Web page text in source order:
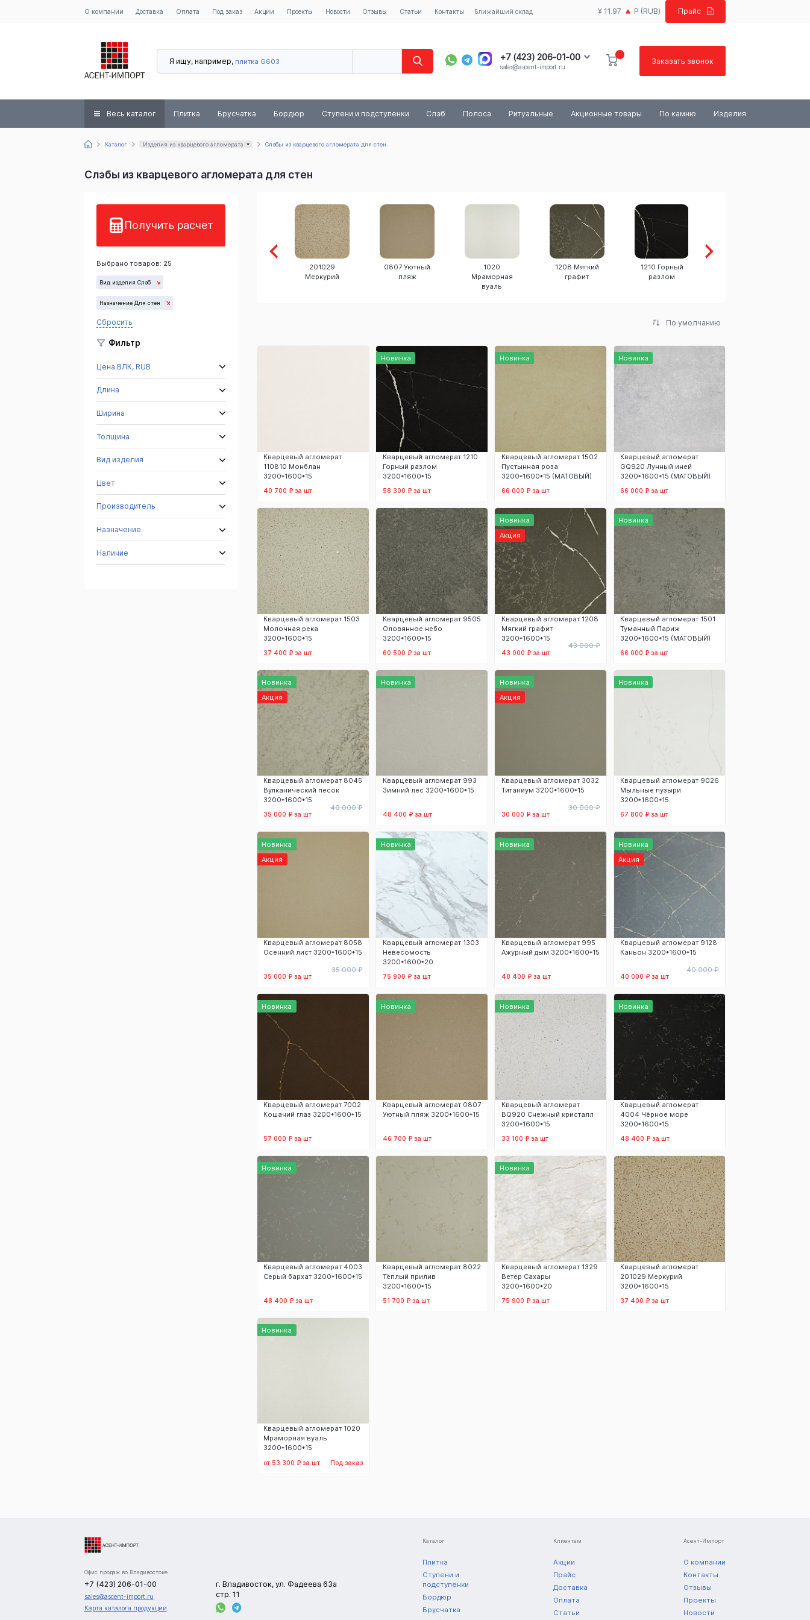
О компании Доставка Оплата Под заказ Акции Проекты Новости Отзывы Статьи Контакты Ближайший склад ¥ 11.97 Р (RUB) Прайс
Я ищу, например, плитка G603
+7 (423) 206-01-00
8 (800) 100-03-84
sales@ascent-import.ru
Заказать звонок
Весь каталог Плитка Брусчатка Бордюр Ступени и подступенки Слэб Полоса Ритуальные Акционные товары По камню Изделия
Каталог Изделия из кварцевого агломерата Слэбы из кварцевого агломерата для стен
Слэбы из кварцевого агломерата для стен
Получить расчет
Выбрано товаров: 25
Вид изделия Слэб
Назначение Для стен
Сбросить
Фильтр
Цена ВЛК, RUB
Длина
Ширина
Толщина
Вид изделия
Цвет
Производитель
Назначение
Наличие
110810
Монблан
201029
Меркурий
0807 Уютный
пляж
1020
Мраморная
вуаль
1208 Мягкий
графит
1210 Горный
разлом
По умолчанию
Кварцевый агломерат
110810 Монблан
3200*1600*15
40 700 ₽ за шт
В корзину
Новинка
Кварцевый агломерат 1210
Горный разлом
3200*1600*15
58 300 ₽ за шт
В корзину
Новинка
Кварцевый агломерат 1502
Пустынная роза
3200*1600*15 (МАТОВЫЙ)
66 000 ₽ за шт
В корзину
Новинка
Кварцевый агломерат
GQ920 Лунный иней
3200*1600*15 (МАТОВЫЙ)
66 000 ₽ за шт
В корзину
Кварцевый агломерат 1503
Молочная река
3200*1600*15
37 400 ₽ за шт
В корзину
Кварцевый агломерат 9505
Оловянное небо
3200*1600*15
60 500 ₽ за шт
В корзину
Новинка
Акция
Кварцевый агломерат 1208
Мягкий графит
3200*1600*15
43 000 ₽ за шт
43 000 ₽
В корзину
Новинка
Кварцевый агломерат 1501
Туманный Париж
3200*1600*15 (МАТОВЫЙ)
66 000 ₽ за шт
В корзину
Новинка
Акция
Кварцевый агломерат 8045
Вулканический песок
3200*1600*15
35 000 ₽ за шт
40 000 ₽
В корзину
Новинка
Кварцевый агломерат 993
Зимний лес 3200*1600*15
48 400 ₽ за шт
В корзину
Новинка
Акция
Кварцевый агломерат 3032
Титаниум 3200*1600*15
30 000 ₽ за шт
30 000 ₽
В корзину
Новинка
Кварцевый агломерат 9026
Мыльные пузыри
3200*1600*15
67 800 ₽ за шт
В корзину
Новинка
Акция
Кварцевый агломерат 8058
Осенний лист 3200*1600*15
35 000 ₽ за шт
35 000 ₽
В корзину
Новинка
Кварцевый агломерат 1303
Невесомость
3200*1600*20
75 900 ₽ за шт
В корзину
Новинка
Кварцевый агломерат 995
Ажурный дым 3200*1600*15
48 400 ₽ за шт
В корзину
Новинка
Акция
Кварцевый агломерат 9128
Каньон 3200*1600*15
40 000 ₽ за шт
40 000 ₽
В корзину
Новинка
Кварцевый агломерат 7002
Кошачий глаз 3200*1600*15
57 000 ₽ за шт
В корзину
Новинка
Кварцевый агломерат 0807
Уютный пляж 3200*1600*15
46 700 ₽ за шт
В корзину
Новинка
Кварцевый агломерат
BQ920 Снежный кристалл
3200*1600*15
33 100 ₽ за шт
В корзину
Новинка
Кварцевый агломерат
4004 Чёрное море
3200*1600*15
48 400 ₽ за шт
В корзину
Новинка
Кварцевый агломерат 4003
Серый бархат 3200*1600*15
48 400 ₽ за шт
В корзину
Кварцевый агломерат 8022
Тёплый прилив
3200*1600*15
51 700 ₽ за шт
Новинка
Кварцевый агломерат 1329
Ветер Сахары
3200*1600*20
75 900 ₽ за шт
Кварцевый агломерат
201029 Меркурий
3200*1600*15
37 400 ₽ за шт
Новинка
Кварцевый агломерат 1020
Мраморная вуаль
3200*1600*15
от 53 300 ₽ за шт Под заказ
Офис продаж во Владивостоке
+7 (423) 206-01-00
sales@ascent-import.ru
Карта каталога продукции
г. Владивосток, ул. Фадеева 63а
стр. 11
Каталог
Плитка
Ступени и
подступенки
Бордюр
Брусчатка
Клиентам
Акции
Прайс
Доставка
Оплата
Статьи
Асент-Импорт
О компании
Контакты
Отзывы
Проекты
Новости